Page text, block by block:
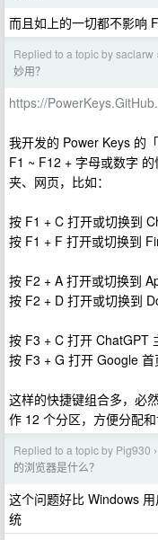
而且如上的一切都不影响
Replied to a topic by saclarw ›
妙用？
https://
我开发的 Power Keys 的
F1 ~ F12 + 字母或数字
夹、网页，比如：
按 F1 + C 打开或切换到
按 F1 + F 打开或切换到
按 F2 + A 打开或切换到
按 F2 + D 打开或切换到
按 F3 + C 打开 ChatGPT
按 F3 + G 打开 Google 首
这样的快捷键组合多，必
作 12 个分区，方便分配和
Replied to a topic by Pig930 ›
的浏览器是什么？
这个问题好比 Windows
统